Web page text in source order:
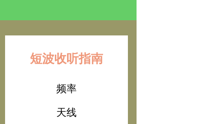
短波收听指南
频率
天线